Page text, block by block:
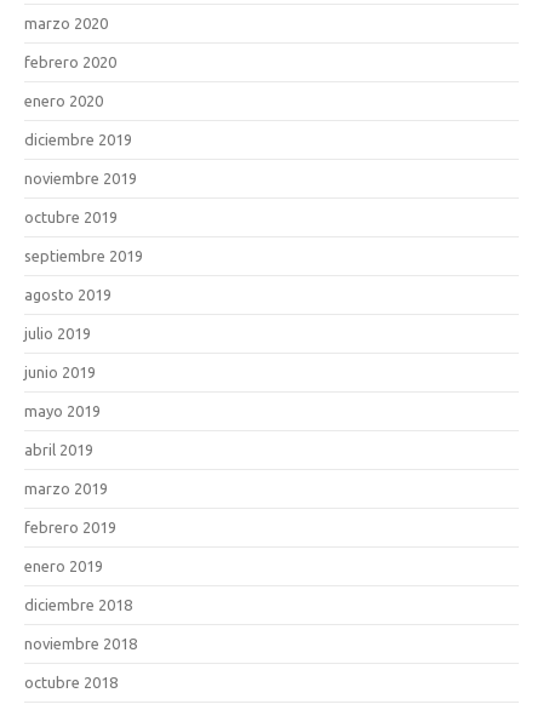
marzo 2020
febrero 2020
enero 2020
diciembre 2019
noviembre 2019
octubre 2019
septiembre 2019
agosto 2019
julio 2019
junio 2019
mayo 2019
abril 2019
marzo 2019
febrero 2019
enero 2019
diciembre 2018
noviembre 2018
octubre 2018